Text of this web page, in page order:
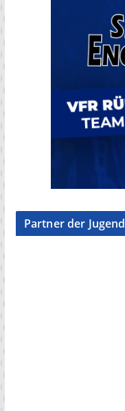
Partner der Jugend